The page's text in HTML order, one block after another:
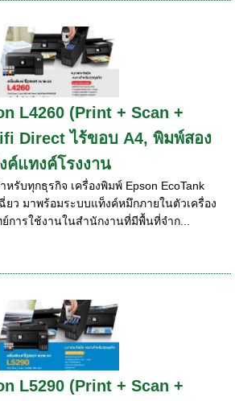
L4260 (Print + Scan +
Direct ไร้ขอบ A4, พิมพ์สอง
แทงค์โรงงาน
รับทุกธุรกิจ เครื่องพิมพ์ Epson EcoTank
ยว มาพร้อมระบบแท็งค์หมึกภายในตัวเครื่อง
การใช้งานในสำนักงานที่มีพื้นที่จำก...
L5290 (Print + Scan +